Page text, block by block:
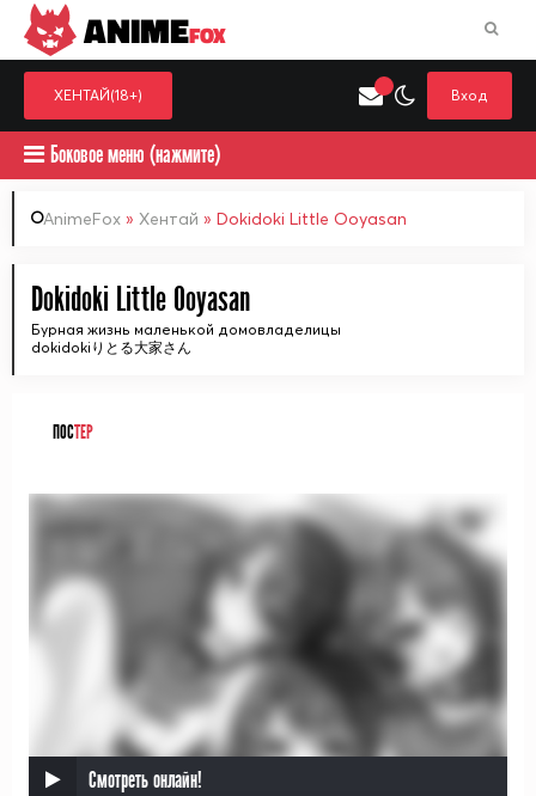
Выберите одну категорию для поиска
ANIMEFOX
ХЕНТАЙ(18+) Вход
Боковое меню (нажмите)
AnimeFox » Хентай » Dokidoki Little Ooyasan
Dokidoki Little Ooyasan
Бурная жизнь маленькой домовладелицы
dokidokiりとる大家さん
ПОСТЕР
Смотреть онлайн!